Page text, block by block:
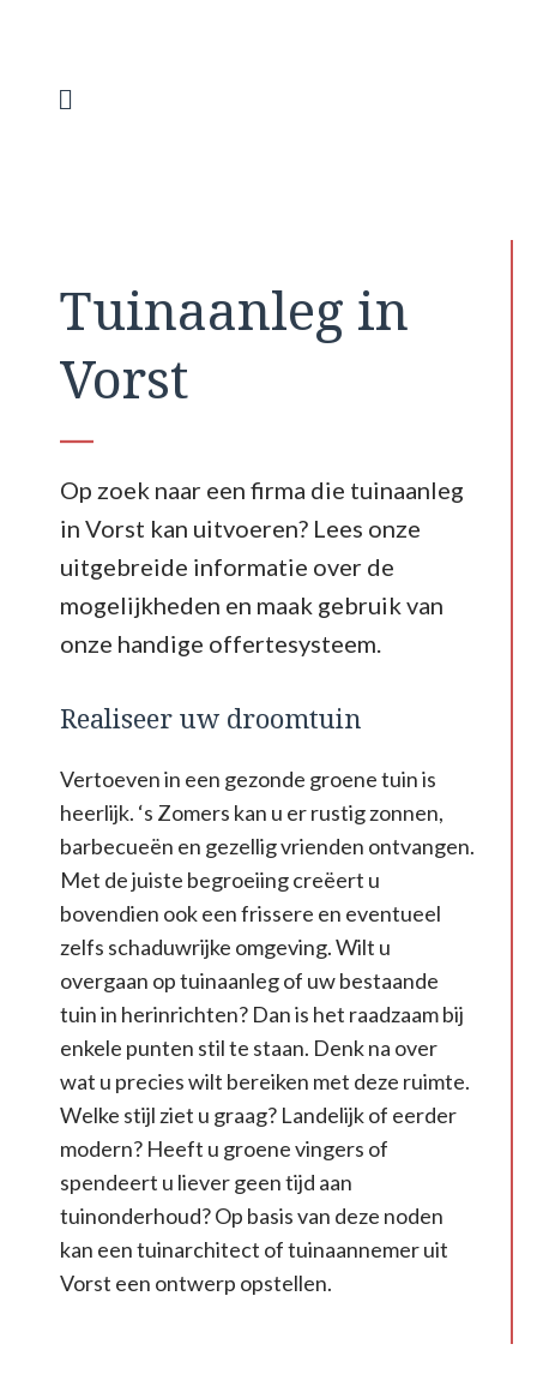
inhoud
Tuinaanleg in
Vorst
Op zoek naar een firma die tuinaanleg
in Vorst kan uitvoeren? Lees onze
uitgebreide informatie over de
mogelijkheden en maak gebruik van
onze handige offertesysteem.
Realiseer uw droomtuin
Vertoeven in een gezonde groene tuin is
heerlijk. ‘s Zomers kan u er rustig zonnen,
barbecueën en gezellig vrienden ontvangen.
Met de juiste begroeiing creëert u
bovendien ook een frissere en eventueel
zelfs schaduwrijke omgeving. Wilt u
overgaan op tuinaanleg of uw bestaande
tuin in herinrichten? Dan is het raadzaam bij
enkele punten stil te staan. Denk na over
wat u precies wilt bereiken met deze ruimte.
Welke stijl ziet u graag? Landelijk of eerder
modern? Heeft u groene vingers of
spendeert u liever geen tijd aan
tuinonderhoud? Op basis van deze noden
kan een tuinarchitect of tuinaannemer uit
Vorst een ontwerp opstellen.